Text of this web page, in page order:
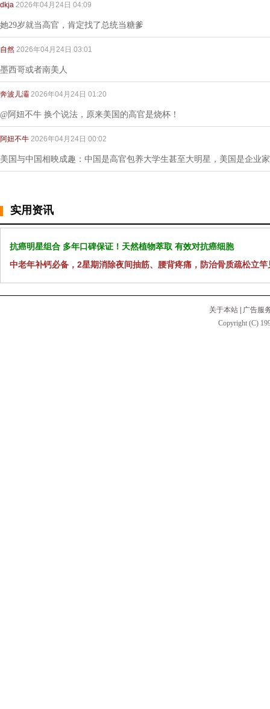
dkja 2026年04月24日 04:09
她29岁就当高官，肯定找了总统当糖爹
自然 2026年04月24日 03:01
墨西哥或者南美人
奔波儿灞 2026年04月24日 01:20
@阿妞不牛 换个说法，原来美国的高官是烧杯！
阿妞不牛 2026年04月24日 00:02
美国与中国相映成趣：中国是高官包养大学生甚至大明星，美国是企业
实用资讯
抗癌明星组合 多年口碑保证！天然植物萃取 有效对抗癌细胞
中老年补钙必备，2星期消除夜间抽筋、腰背疼痛，防治骨质疏松立竿
关于本站
广告服
Copyright (C)